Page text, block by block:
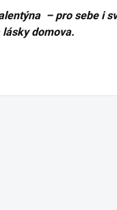
– pro sebe i
domova.